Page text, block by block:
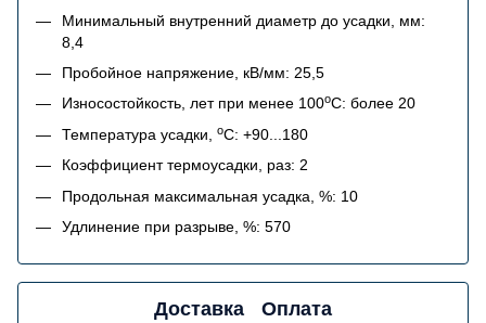
Минимальный внутренний диаметр до усадки, мм:
8,4
Пробойное напряжение, кВ/мм: 25,5
Износостойкость, лет при менее 100oC: более 20
Температура усадки,
oC: +90...180
Коэффициент термоусадки, раз: 2
Продольная максимальная усадка, %: 10
Удлинение при разрыве, %: 570
Доставка Оплата